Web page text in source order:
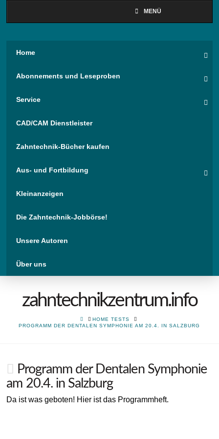
MENÜ
Home
Abonnements und Leseproben
Service
CAD/CAM Dienstleister
Zahntechnik-Bücher kaufen
Aus- und Fortbildung
Kleinanzeigen
Die Zahntechnik-Jobbörse!
Unsere Autoren
Über uns
zahntechnikzentrum.info
HOMEHOME TESTS
PROGRAMM DER DENTALEN SYMPHONIE AM 20.4. IN SALZBURG
Programm der Dentalen Symphonie
am 20.4. in Salzburg
Da ist was geboten! Hier ist das Programmheft.